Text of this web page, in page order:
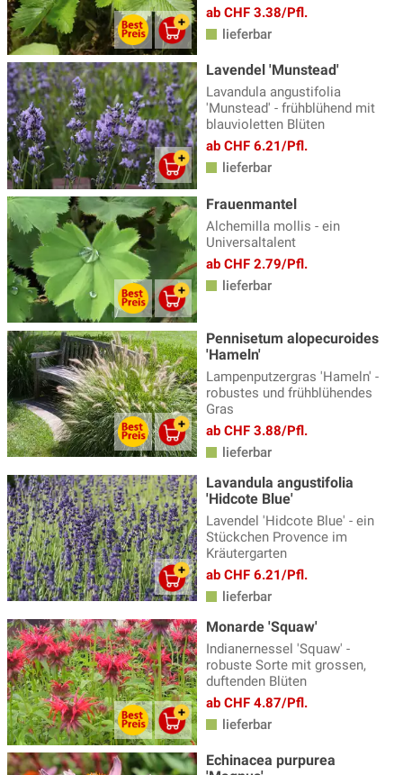
ab CHF 3.38/Pfl.
lieferbar
Lavendel 'Munstead'
Lavandula angustifolia
'Munstead' - frühblühend mit
blauvioletten Blüten
ab CHF 6.21/Pfl.
lieferbar
Frauenmantel
Alchemilla mollis - ein
Universaltalent
ab CHF 2.79/Pfl.
lieferbar
Pennisetum alopecuroides
'Hameln'
Lampenputzergras 'Hameln' -
robustes und frühblühendes
Gras
ab CHF 3.88/Pfl.
lieferbar
Lavandula angustifolia
'Hidcote Blue'
Lavendel 'Hidcote Blue' - ein
Stückchen Provence im
Kräutergarten
ab CHF 6.21/Pfl.
lieferbar
Monarde 'Squaw'
Indianernessel 'Squaw' -
robuste Sorte mit grossen,
duftenden Blüten
ab CHF 4.87/Pfl.
lieferbar
Echinacea purpurea